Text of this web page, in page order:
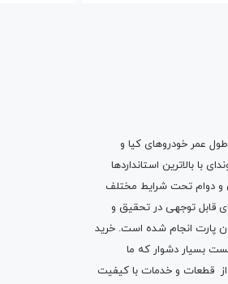
عمر خودروهای کیا و
بالاترین استانداردها
و دوام تحت شرایط مختلف
قابل توجهی در تحقیق و
پارت انجام شده است. خرید
بسیار دشوار که ما
قطعات و خدمات با کیفیت